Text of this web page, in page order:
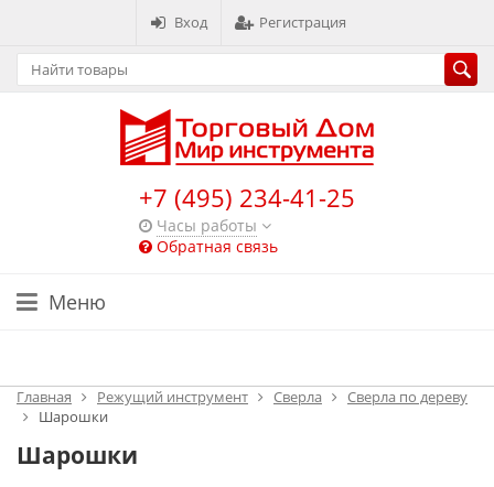
Вход Регистрация
+7 (495) 234-41-25
Часы работы
Обратная связь
Меню
Главная Режущий инструмент Сверла
Сверла по дереву
Шарошки
Шарошки